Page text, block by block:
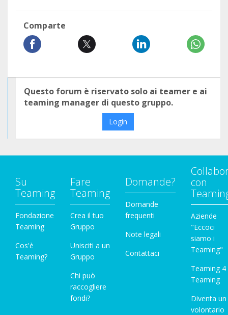
Comparte
Questo forum è riservato solo ai teamer e ai
teaming manager di questo gruppo.
Login
Su
Teaming
Fondazione
Teaming
Cos'è
Teaming?
Fare
Teaming
Crea il tuo
Gruppo
Unisciti a un
Gruppo
Chi può
raccogliere
fondi?
Domande?
Domande
frequenti
Note legali
Contattaci
con
Aziende
"Eccoci
siamo i
Teaming"
Teaming 4
Teaming
Diventa un
volontario